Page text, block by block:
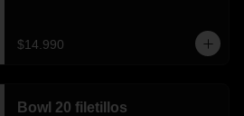
$14.990
Bowl 20 filetillos